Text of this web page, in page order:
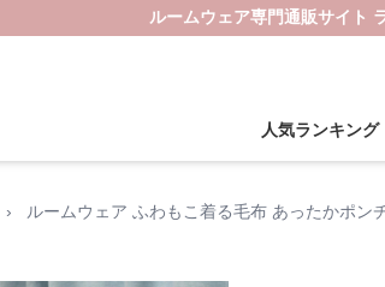
ルームウェア専門通販サイト
人気ランキング
› ルームウェア ふわもこ着る毛布 あったかポン